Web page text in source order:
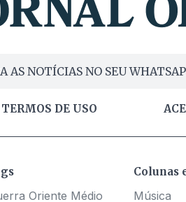
AS NOTÍCIAS NO SEU
TERMOS DE USO
Oriente Médio
Colunas
Música